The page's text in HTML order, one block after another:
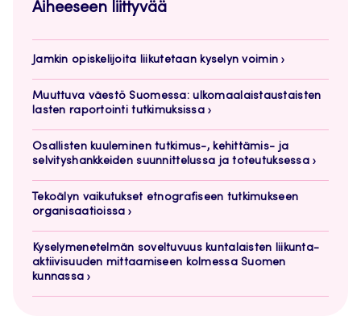
Aiheeseen liittyvää
Jamkin opiskelijoita liikutetaan kyselyn voimin
Muuttuva väestö Suomessa: ulkomaalaistaustaisten
lasten raportointi tutkimuksissa
Osallisten kuuleminen tutkimus-, kehittämis- ja
selvityshankkeiden suunnittelussa ja toteutuksessa
Tekoälyn vaikutukset etnografiseen tutkimukseen
organisaatioissa
Kyselymenetelmän soveltuvuus kuntalaisten liikunta-
aktiivisuuden mittaamiseen kolmessa Suomen
kunnassa